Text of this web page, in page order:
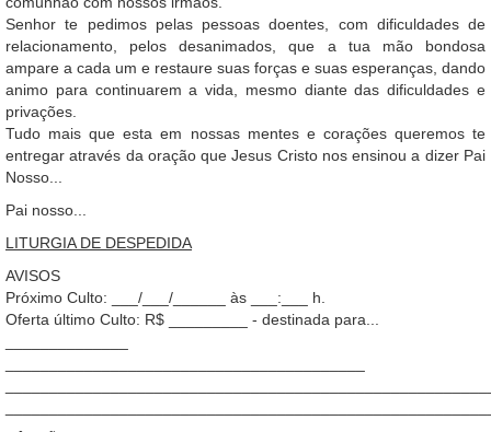
Senhor te pedimos pelas pessoas doentes, com dificuldades de
relacionamento, pelos desanimados, que a tua mão bondosa
ampare a cada um e restaure suas forças e suas esperanças, dando
animo para continuarem a vida, mesmo diante das dificuldades e
privações.
Tudo mais que esta em nossas mentes e corações queremos te
entregar através da oração que Jesus Cristo nos ensinou a dizer Pai
Nosso...
Pai nosso...
LITURGIA DE DESPEDIDA
AVISOS
Próximo Culto: ___/___/______ às ___:___ h.
Oferta último Culto: R$ _________ - destinada para...